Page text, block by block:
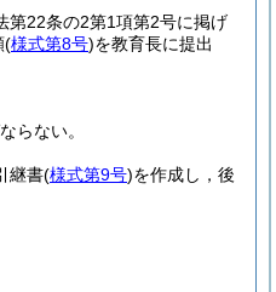
第22条の2第1項第2号に掲げ
(様式第8号)を教育長に提出
らない。
継書(様式第9号)を作成し，後